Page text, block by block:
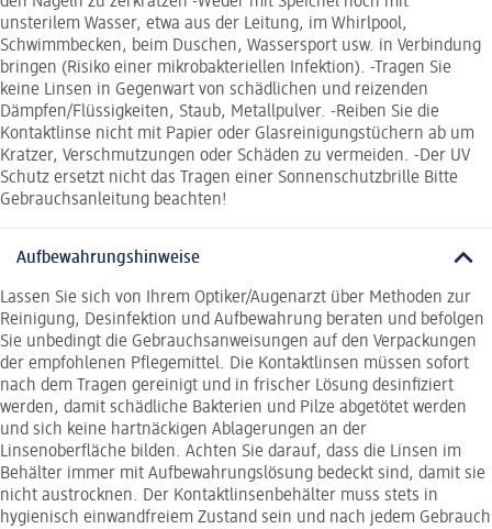
unsterilem Wasser, etwa aus der Leitung, im Whirlpool,
Schwimmbecken, beim Duschen, Wassersport usw. in Verbindung
bringen (Risiko einer mikrobakteriellen Infektion). -Tragen Sie
keine Linsen in Gegenwart von schädlichen und reizenden
Dämpfen/Flüssigkeiten, Staub, Metallpulver. -Reiben Sie die
Kontaktlinse nicht mit Papier oder Glasreinigungstüchern ab um
Kratzer, Verschmutzungen oder Schäden zu vermeiden. -Der UV
Schutz ersetzt nicht das Tragen einer Sonnenschutzbrille Bitte
Gebrauchsanleitung beachten!
Aufbewahrungshinweise
Lassen Sie sich von Ihrem Optiker/Augenarzt über Methoden zur
Reinigung, Desinfektion und Aufbewahrung beraten und befolgen
Sie unbedingt die Gebrauchsanweisungen auf den Verpackungen
der empfohlenen Pflegemittel. Die Kontaktlinsen müssen sofort
nach dem Tragen gereinigt und in frischer Lösung desinfiziert
werden, damit schädliche Bakterien und Pilze abgetötet werden
und sich keine hartnäckigen Ablagerungen an der
Linsenoberfläche bilden. Achten Sie darauf, dass die Linsen im
Behälter immer mit Aufbewahrungslösung bedeckt sind, damit sie
nicht austrocknen. Der Kontaktlinsenbehälter muss stets in
hygienisch einwandfreiem Zustand sein und nach jedem Gebrauch